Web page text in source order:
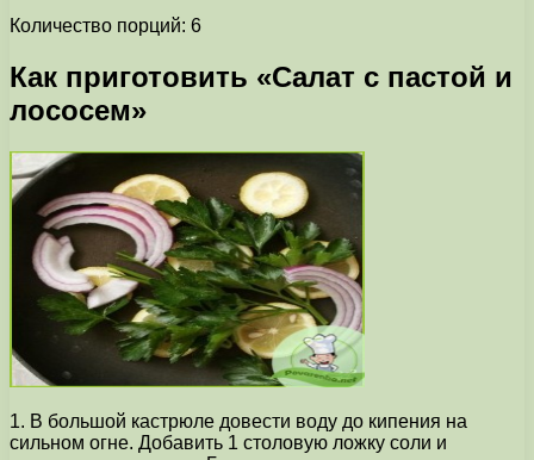
Количество порций: 6
Как приготовить «Салат с пастой и
лососем»
1. В большой кастрюле довести воду до кипения на
сильном огне. Добавить 1 столовую ложку соли и